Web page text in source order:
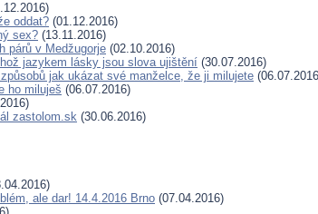
oddat? (01.12.2016)
sex? (13.11.2016)
párů v Medžugorje (02.10.2016)
jazykem lásky jsou slova ujištění (30.07.2016)
jak ukázat své manželce, že ji milujete
ho miluješ (06.07.2016)
zastolom.sk (30.06.2016)
ale dar! 14.4.2016 Brno (07.04.2016)